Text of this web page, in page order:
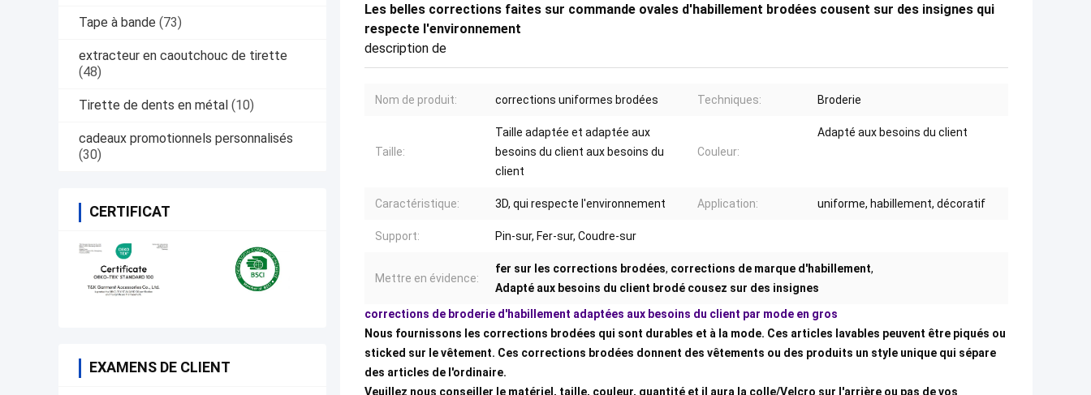
Tape à bande (73)
extracteur en caoutchouc de tirette
(48)
Tirette de dents en métal (10)
cadeaux promotionnels personnalisés
(30)
CERTIFICAT
EXAMENS DE CLIENT
Les belles corrections faites sur commande ovales d'habillement brodées cousent sur des insignes qui
respecte l'environnement
description de
Nom de produit: corrections uniformes brodées Techniques: Broderie
Taille:
Taille adaptée et adaptée aux
besoins du client aux besoins du
client
Couleur:
Adapté aux besoins du client
Caractéristique: 3D, qui respecte l'environnement Application: uniforme, habillement, décoratif
Support: Pin-sur, Fer-sur, Coudre-sur
Mettre en évidence:
fer sur les corrections brodées, corrections de marque d'habillement,
Adapté aux besoins du client brodé cousez sur des insignes
corrections de broderie d'habillement adaptées aux besoins du client par mode en gros
Nous fournissons les corrections brodées qui sont durables et à la mode. Ces articles lavables peuvent être piqués ou
sticked sur le vêtement. Ces corrections brodées donnent des vêtements ou des produits un style unique qui sépare
des articles de l'ordinaire.
Veuillez nous conseiller le matériel, taille, couleur, quantité et il aura la colle/Velcro sur l'arrière ou pas de vos